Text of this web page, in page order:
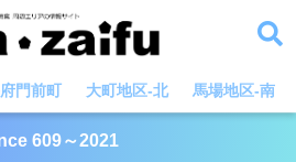
門前町 大町地区-北 馬場地区-南
609～2021